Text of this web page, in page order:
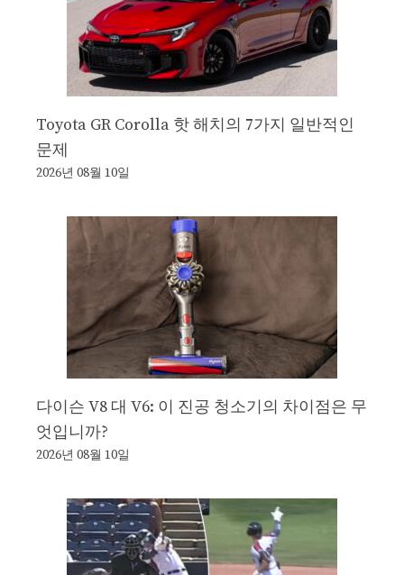
Toyota GR Corolla 핫 해치의 7가지 일반적인
문제
2026년 08월 10일
다이슨 V8 대 V6: 이 진공 청소기의 차이점은 무
엇입니까?
2026년 08월 10일